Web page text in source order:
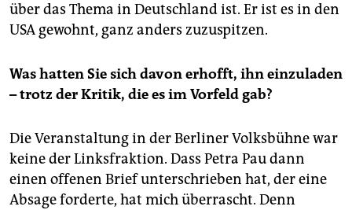
über das Thema in Deutschland ist. Er ist es in den
USA gewohnt, ganz anders zuzuspitzen.
Was hatten Sie sich davon erhofft, ihn einzuladen
– trotz der Kritik, die es im Vorfeld gab?
Die Veranstaltung in der Berliner Volksbühne war
keine der Linksfraktion. Dass Petra Pau dann
einen offenen Brief unterschrieben hat, der eine
Absage forderte, hat mich überrascht. Denn